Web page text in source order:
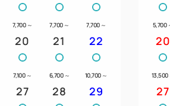
7,700 ～ 7,700 ～ 7,700 ～
20
7,100 ～
21
6,700 ～
22
10,700 ～
27 28 29
5,700
20
13,500
27